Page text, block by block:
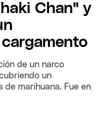
Chan" y
de un narco
un
marihuana. Fue en